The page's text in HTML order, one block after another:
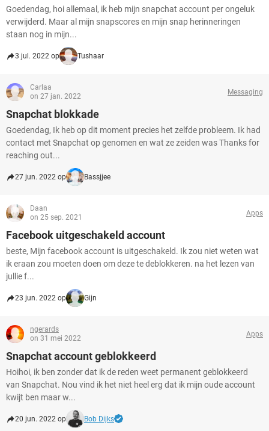
Goedendag, hoi allemaal, ik heb mijn snapchat account per ongeluk
verwijderd. Maar al mijn snapscores en mijn snap herinneringen
staan nog in mijn...
3 jul. 2022 op Tushaar
Carlaa
on 27 jan. 2022
Messaging
Snapchat blokkade
Goedendag, Ik heb op dit moment precies het zelfde probleem. Ik had
contact met Snapchat op genomen en wat ze zeiden was Thanks for
reaching out...
27 jun. 2022 op Bassjjee
Daan
on 25 sep. 2021
Apps
Facebook uitgeschakeld account
beste, Mijn facebook account is uitgeschakeld. Ik zou niet weten wat
ik eraan zou moeten doen om deze te deblokkeren. na het lezen van
jullie f...
23 jun. 2022 op Gijn
ngerards
on 31 mei 2022
Apps
Snapchat account geblokkeerd
Hoihoi, ik ben zonder dat ik de reden weet permanent geblokkeerd
van Snapchat. Nou vind ik het niet heel erg dat ik mijn oude account
kwijt ben maar w...
20 jun. 2022 op Bob Dijks